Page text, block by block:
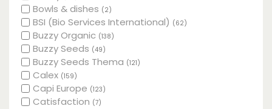
Bowls & dishes (2)
BSI (Bio Services International) (62)
Buzzy Organic (138)
Buzzy Seeds (49)
Buzzy Seeds Thema (121)
Calex (159)
Capi Europe (123)
Catisfaction (7)